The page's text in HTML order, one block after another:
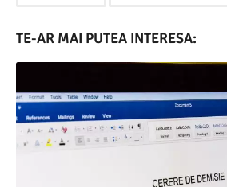
TE-AR MAI PUTEA INTERESA: